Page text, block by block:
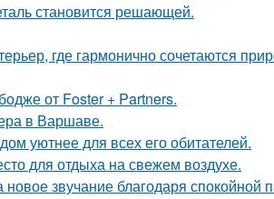
становится решающей.
где гармонично сочетаются
от Foster + Partners.
в Варшаве.
уютнее для всех его обитателей.
для отдыха на свежем воздухе.
звучание благодаря спокойной